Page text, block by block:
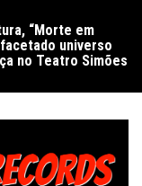
“Morte em
universo
no Teatro Simões